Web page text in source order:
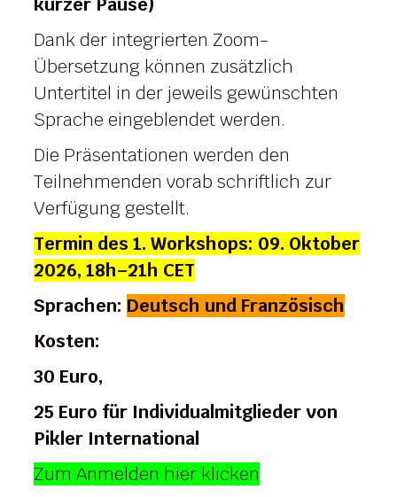
kurzer Pause)
Dank der integrierten Zoom-
Übersetzung können zusätzlich
Untertitel in der jeweils gewünschten
Sprache eingeblendet werden.
Die Präsentationen werden den
Teilnehmenden vorab schriftlich zur
Verfügung gestellt.
Termin des 1. Workshops: 09. Oktober
2026, 18h–21h CET
Sprachen: Deutsch und Französisch
Kosten:
30 Euro,
25 Euro für Individualmitglieder von
Pikler International
Zum Anmelden hier klicken